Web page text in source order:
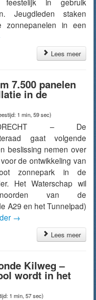
Jeugdleden staken
zonnepanelen in een
Lees meer
7.500 panelen
in de
1 min, 59 sec)
– De
gaat volgende
beslissing nemen over
de ontwikkeling van
zonnepark in de
Het Waterschap wil
van de
A29 en het Tunnelpad)
→
Lees meer
Kilweg –
wordt in het
1 min, 57 sec)